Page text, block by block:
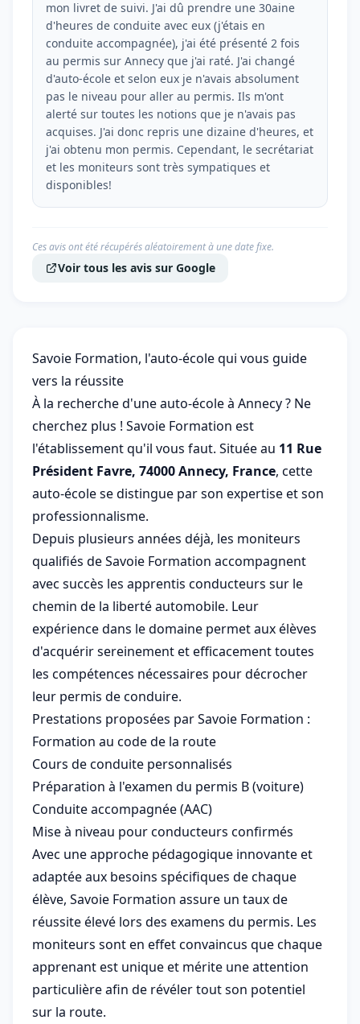
mon livret de suivi. J'ai dû prendre une 30aine
d'heures de conduite avec eux (j'étais en
conduite accompagnée), j'ai été présenté 2 fois
au permis sur Annecy que j'ai raté. J'ai changé
d'auto-école et selon eux je n'avais absolument
pas le niveau pour aller au permis. Ils m'ont
alerté sur toutes les notions que je n'avais pas
acquises. J'ai donc repris une dizaine d'heures, et
j'ai obtenu mon permis. Cependant, le secrétariat
et les moniteurs sont très sympatiques et
disponibles!
Ces avis ont été récupérés aléatoirement à une date fixe.
Voir tous les avis sur Google
Savoie Formation, l'auto-école qui vous guide
vers la réussite
À la recherche d'une auto-école à Annecy ? Ne
cherchez plus ! Savoie Formation est
l'établissement qu'il vous faut. Située au 11 Rue
Président Favre, 74000 Annecy, France, cette
auto-école se distingue par son expertise et son
professionnalisme.
Depuis plusieurs années déjà, les moniteurs
qualifiés de Savoie Formation accompagnent
avec succès les apprentis conducteurs sur le
chemin de la liberté automobile. Leur
expérience dans le domaine permet aux élèves
d'acquérir sereinement et efficacement toutes
les compétences nécessaires pour décrocher
leur permis de conduire.
Prestations proposées par Savoie Formation :
Formation au code de la route
Cours de conduite personnalisés
Préparation à l'examen du permis B (voiture)
Conduite accompagnée (AAC)
Mise à niveau pour conducteurs confirmés
Avec une approche pédagogique innovante et
adaptée aux besoins spécifiques de chaque
élève, Savoie Formation assure un taux de
réussite élevé lors des examens du permis. Les
moniteurs sont en effet convaincus que chaque
apprenant est unique et mérite une attention
particulière afin de révéler tout son potentiel
sur la route.